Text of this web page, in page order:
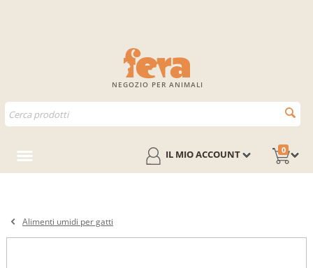
NEGOZIO PER ANIMALI
0
IL MIO ACCOUNT
Alimenti umidi per gatti